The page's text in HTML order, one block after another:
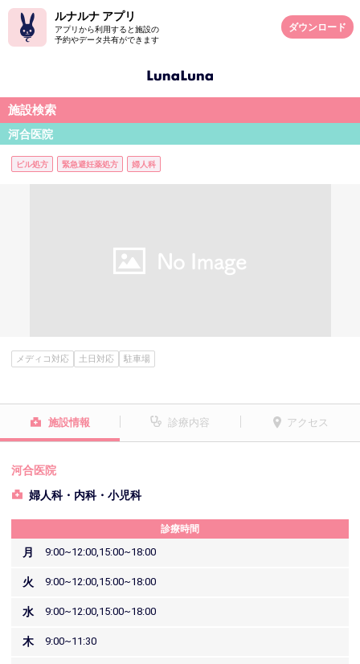
ルナルナ アプリ
アプリから利用すると施設の
予約やデータ共有ができます
ダウンロード
施設検索
河合医院
ピル処方 緊急避妊薬処方 婦人科
メディコ対応 土日対応 駐車場
施設情報 診療内容 アクセス
河合医院
婦人科・内科・小児科
診療時間
月 9:00~12:00,15:00~18:00
火 9:00~12:00,15:00~18:00
水 9:00~12:00,15:00~18:00
木 9:00~11:30